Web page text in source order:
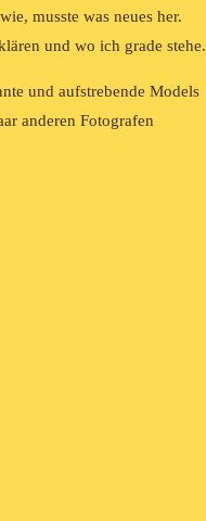
musste was neues her.
und wo ich grade stehe.
und aufstrebende Models
anderen Fotografen